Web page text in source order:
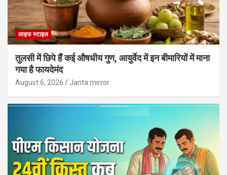
लाइफ स्टाइल
तुलसी में छिपे हैं कई औषधीय गुण, आयुर्वेद में इन बीमारियों में माना
गया है फायदेमंद
August 6, 2026 Janta mirror